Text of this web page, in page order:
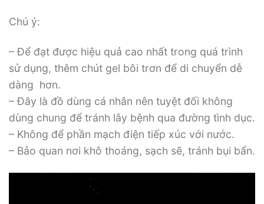
Chú ý:
– Để đạt được hiệu quả cao nhất trong quá trình
sử dụng, thêm chút gel bôi trơn để di chuyển dễ
dàng hơn.
– Đây là đồ dùng cá nhân nên tuyệt đối không
dùng chung để tránh lây bệnh qua đường tình dục.
– Không để phần mạch điện tiếp xúc với nước.
– Bảo quan nơi khô thoáng, sạch sẽ, tránh bụi bẩn.